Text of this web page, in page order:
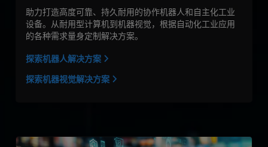
助力打造高度可靠、持久耐用的协作机器人和自主化工业
设备。从耐用型计算机到机器视觉，根据自动化工业应用
的各种需求量身定制解决方案。
探索机器人解决方案
探索机器视觉解决方案